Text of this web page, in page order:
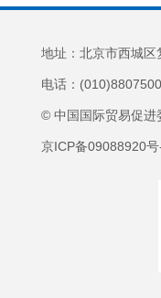
地址：北京市西城
电话：
© 中国国际贸易促进
京ICP备09088920